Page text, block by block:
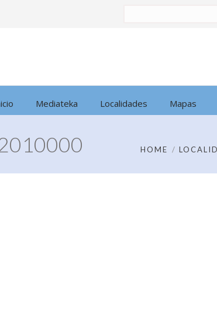
Mediateka Localidades Mapas
HOME